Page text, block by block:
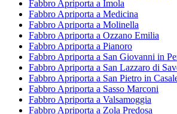
Fabbro Apriporta a Imola
Fabbro Apriporta a Medicina
Fabbro Apriporta a Molinella
Fabbro Apriporta a Ozzano Emilia
Fabbro Apriporta a Pianoro
Fabbro Apriporta a San Giovanni in
Fabbro Apriporta a San Lazzaro di
Fabbro Apriporta a San Pietro in
Fabbro Apriporta a Sasso Marconi
Fabbro Apriporta a Valsamoggia
Fabbro Apriporta a Zola Predosa